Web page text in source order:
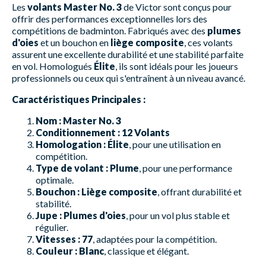
Les volants Master No. 3de Victor sont conçus pour
offrir des performances exceptionnelles lors des
compétitions de badminton. Fabriqués avec des plumes
d'oies et un bouchon en liège composite , ces volants
assurent une excellente durabilité et une stabilité parfaite
en vol. Homologués Élite , ils sont idéals pour les joueurs
professionnels ou ceux qui s'entraînent à un niveau avancé.
Caractéristiques Principales :
Nom : Master No. 3
Conditionnement : 12 Volants
Homologation : Élite , pour une utilisation en
compétition.
Type de volant : Plume , pour une performance
optimale.
Bouchon : Liège composite , offrant durabilité et
stabilité.
Jupe : Plumes d'oies , pour un vol plus stable et
régulier.
Vitesses : 77 , adaptées pour la compétition.
Couleur : Blanc , classique et élégant.